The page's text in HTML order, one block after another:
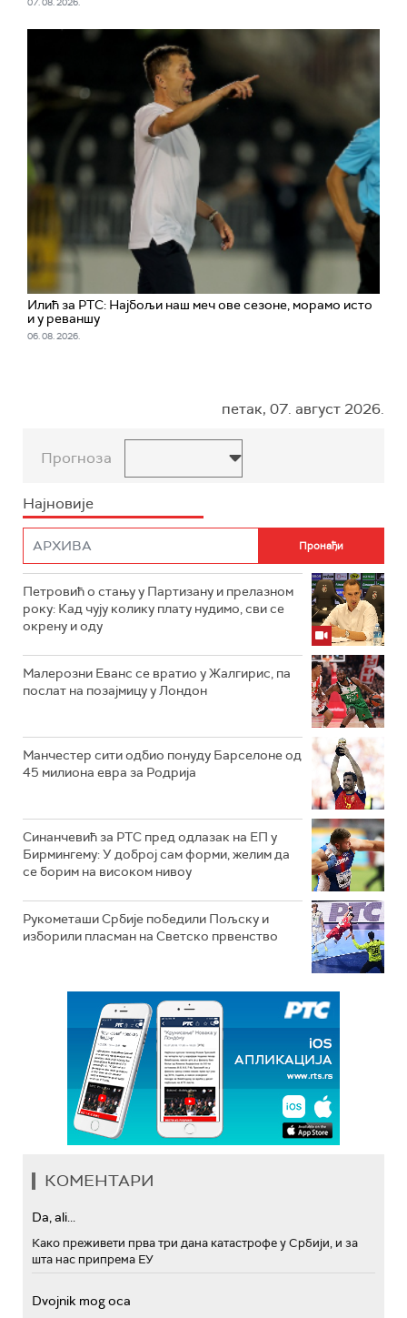
07. 08. 2026.
Илић за РТС: Најбољи наш меч ове сезоне, морамо исто
и у реваншу
06. 08. 2026.
петак, 07. август 2026.
Прогноза
Најновије
Петровић о стању у Партизану и прелазном
року: Кад чују колику плату нудимо, сви се
окрену и оду
Малерозни Еванс се вратио у Жалгирис, па
послат на позајмицу у Лондон
Манчестер сити одбио понуду Барселоне од
45 милиона евра за Родрија
Синанчевић за РТС пред одлазак на ЕП у
Бирмингему: У доброј сам форми, желим да
се борим на високом нивоу
Рукометаши Србије победили Пољску и
изборили пласман на Светско првенство
КОМЕНТАРИ
Da, ali...
Како преживети прва три дана катастрофе у Србији, и за
шта нас припрема ЕУ
Dvojnik mog oca